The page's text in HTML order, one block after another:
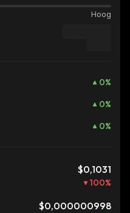
Hoog
0%
0%
0%
$0,1031
100%
$0,000000998